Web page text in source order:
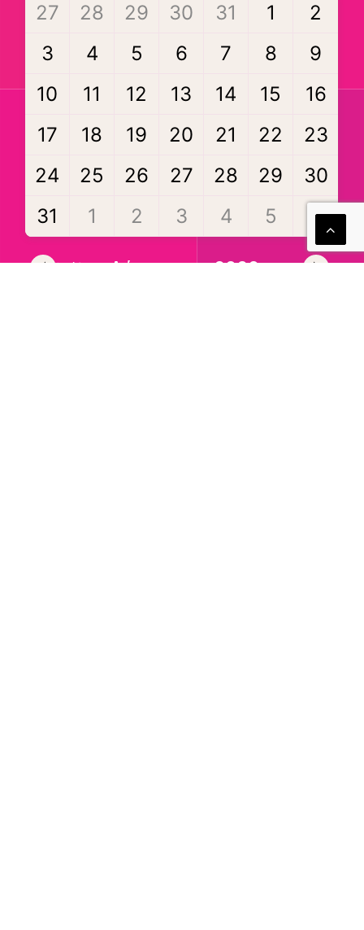
Ιούλ Σεπ
Αύγουστος 2026
27 28 29 30 31 1
2
3
4 5 6 7 8
9
10
11 12 13 14 15
16
17
18 19 20 21 22
23
24
25 26 27 28 29
30
31
1 2 3 4 5 6